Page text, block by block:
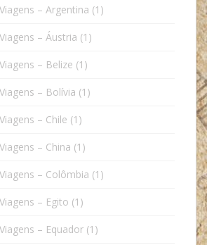
– Argentina (1)
– Áustria (1)
– Belize (1)
– Bolívia (1)
– Chile (1)
– China (1)
– Colômbia (1)
– Egito (1)
– Equador (1)